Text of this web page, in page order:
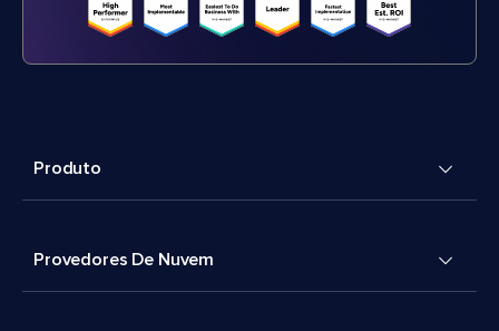
Produto
Provedores De Nuvem